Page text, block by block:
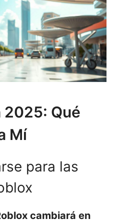
2025: Qué
Mí
para las
cambiará en